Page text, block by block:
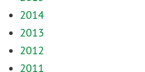
2014
2013
2012
2011